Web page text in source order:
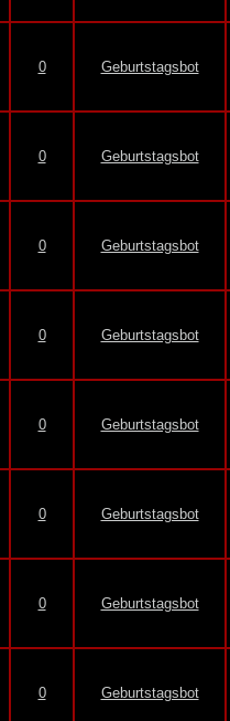
0 Geburtstagsbot
0 Geburtstagsbot
0 Geburtstagsbot
0 Geburtstagsbot
0 Geburtstagsbot
0 Geburtstagsbot
0 Geburtstagsbot
0 Geburtstagsbot